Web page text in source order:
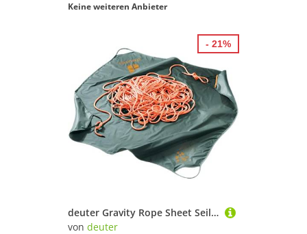
Keine weiteren Anbieter
deuter Gravity Rope Sheet Seilplane, teal-cinnamon, Dunkelgrau0317
von deuter
- 21%